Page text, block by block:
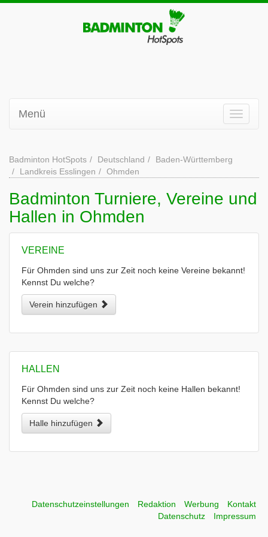
Menü
Badminton HotSpots Deutschland
Baden-Württemberg
Landkreis Esslingen
Ohmden
Badminton Turniere, Vereine und
Hallen in Ohmden
VEREINE
Für Ohmden sind uns zur Zeit noch keine Vereine bekannt!
Kennst Du welche?
Verein hinzufügen
HALLEN
Für Ohmden sind uns zur Zeit noch keine Hallen bekannt!
Kennst Du welche?
Halle hinzufügen
Datenschutzeinstellungen Redaktion Werbung
Kontakt
Datenschutz
Impressum